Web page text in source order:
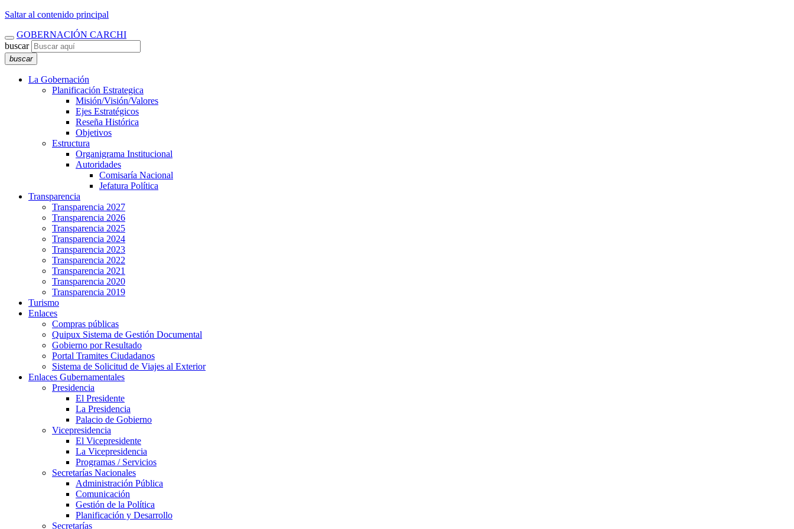
Saltar al contenido principal
GOBERNACIÓN CARCHI
buscar
buscar
La Gobernación
Planificación Estrategica
Misión/Visión/Valores
Ejes Estratégicos
Reseña Histórica
Objetivos
Estructura
Organigrama Institucional
Autoridades
Comisaría Nacional
Jefatura Política
Transparencia
Transparencia 2027
Transparencia 2026
Transparencia 2025
Transparencia 2024
Transparencia 2023
Transparencia 2022
Transparencia 2021
Transparencia 2020
Transparencia 2019
Turismo
Enlaces
Compras públicas
Quipux Sistema de Gestión Documental
Gobierno por Resultado
Portal Tramites Ciudadanos
Sistema de Solicitud de Viajes al Exterior
Enlaces Gubernamentales
Presidencia
El Presidente
La Presidencia
Palacio de Gobierno
Vicepresidencia
El Vicepresidente
La Vicepresidencia
Programas / Servicios
Secretarías Nacionales
Administración Pública
Comunicación
Gestión de la Política
Planificación y Desarrollo
Secretarías